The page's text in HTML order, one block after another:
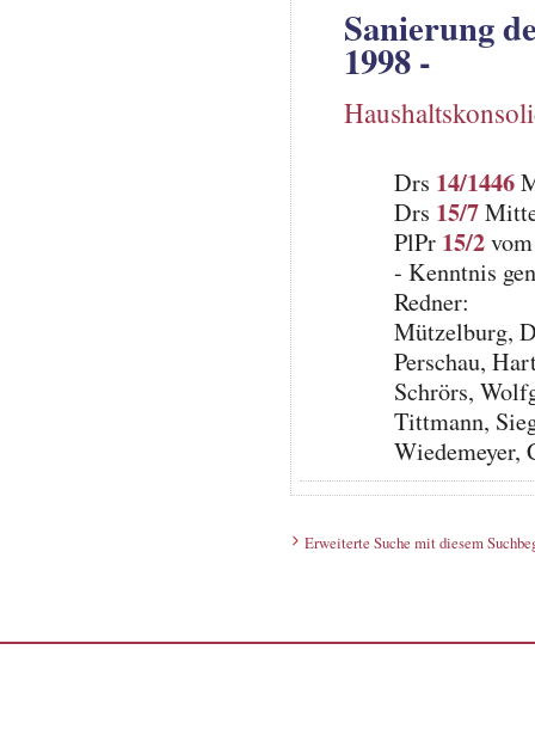
Sanierung
1998 -
Drs 14/1446
Drs 15/7
PlPr 15/2vom
- Kenntnis
Redner:
Mützelburg,
Perschau,
Schrörs,
Tittmann,
Wiedemeyer,
Erweiterte Suche mit diesem